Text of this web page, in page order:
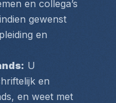
en collega’s
gewenst
en
U
en
en weet met